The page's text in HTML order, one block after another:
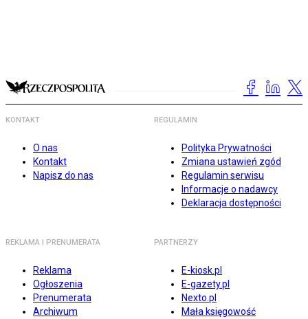
KONTAKT
O nas
Kontakt
Napisz do nas
REGULAMIN
Polityka Prywatności
Zmiana ustawień zgód
Regulamin serwisu
Informacje o nadawcy
Deklaracja dostępności
REKLAMA I PRENUMERATA
Reklama
Ogłoszenia
Prenumerata
Archiwum
PARTNERZY
E-kiosk.pl
E-gazety.pl
Nexto.pl
Mała księgowość